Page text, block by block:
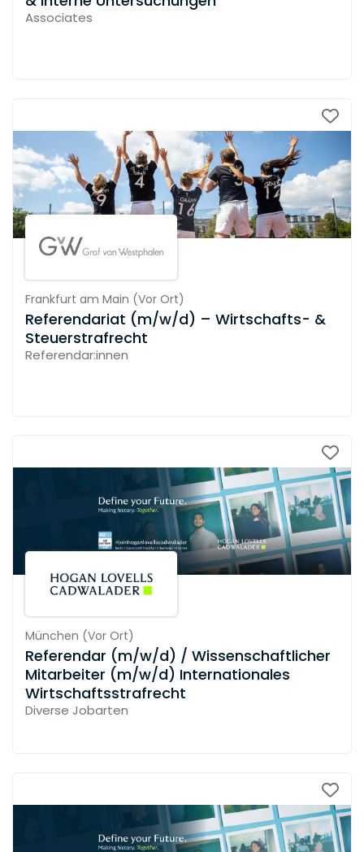
Associates
Frankfurt am Main (Vor Ort)
Referendariat (m/w/d) – Wirtschafts- &
Steuerstrafrecht
Referendar:innen
München (Vor Ort)
Referendar (m/w/d) / Wissenschaftlicher
Mitarbeiter (m/w/d) Internationales
Wirtschaftsstrafrecht
Diverse Jobarten